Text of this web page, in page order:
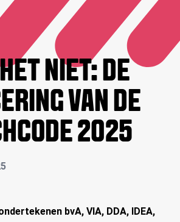
NIET: DE
VAN DE
2025
bvA, VIA, DDA, IDEA,